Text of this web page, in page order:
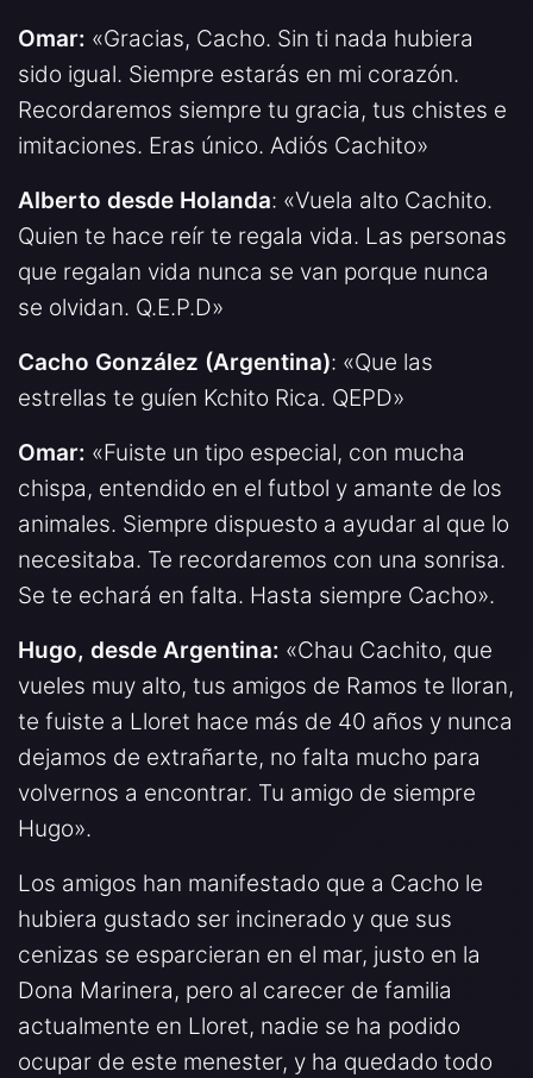
Omar: «Gracias, Cacho. Sin ti nada hubiera
sido igual. Siempre estarás en mi corazón.
Recordaremos siempre tu gracia, tus chistes e
imitaciones. Eras único. Adiós Cachito»
Alberto desde Holanda: «Vuela alto Cachito.
Quien te hace reír te regala vida. Las personas
que regalan vida nunca se van porque nunca
se olvidan. Q.E.P.D»
Cacho González (Argentina): «Que las
estrellas te guíen Kchito Rica. QEPD»
Omar: «Fuiste un tipo especial, con mucha
chispa, entendido en el futbol y amante de los
animales. Siempre dispuesto a ayudar al que lo
necesitaba. Te recordaremos con una sonrisa.
Se te echará en falta. Hasta siempre Cacho».
Hugo, desde Argentina: «Chau Cachito, que
vueles muy alto, tus amigos de Ramos te lloran,
te fuiste a Lloret hace más de 40 años y nunca
dejamos de extrañarte, no falta mucho para
volvernos a encontrar. Tu amigo de siempre
Hugo».
Los amigos han manifestado que a Cacho le
hubiera gustado ser incinerado y que sus
cenizas se esparcieran en el mar, justo en la
Dona Marinera, pero al carecer de familia
actualmente en Lloret, nadie se ha podido
ocupar de este menester, y ha quedado todo